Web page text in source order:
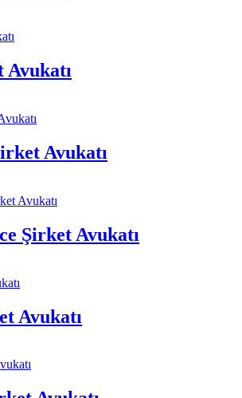
Avukatı
Şirket Avukatı
Avukatı